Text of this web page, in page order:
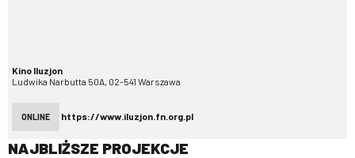
Kino Iluzjon
Ludwika Narbutta 50A, 02-541 Warszawa
ONLINE https://www.iluzjon.fn.org.pl
NAJBLIŻSZE PROJEKCJE